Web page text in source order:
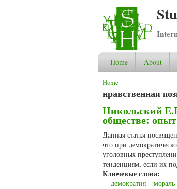
Home About
You are here
Home
нравственная
Никольский
обществе:
Данная статья
что при
уголовных
тенденциям, если их
Ключевые слова:
демократия мораль